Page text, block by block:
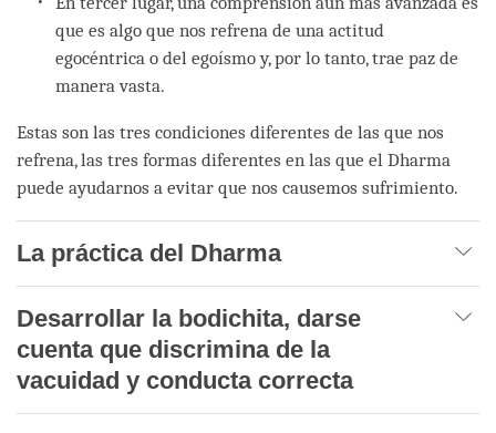
que es algo que nos refrena de una actitud
egocéntrica o del egoísmo y, por lo tanto, trae paz de
manera vasta.
Estas son las tres condiciones diferentes de las que nos
refrena, las tres formas diferentes en las que el Dharma
puede ayudarnos a evitar que nos causemos sufrimiento.
La práctica del Dharma
Desarrollar la bodichita, darse
cuenta que discrimina de la
vacuidad y conducta correcta